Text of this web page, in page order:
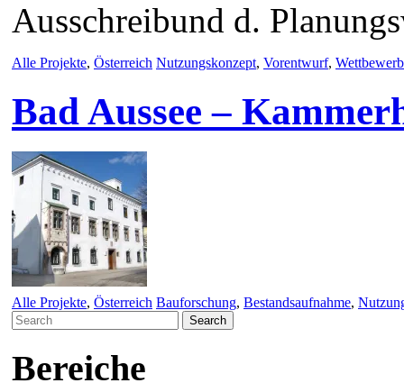
Ausschreibund d.
Alle Projekte, Österreich Nutzungskonzept, Vorentwurf, Wettbewerb
Bad Aussee –
Alle Projekte, Österreich Bauforschung, Bestandsaufnahme,
Search
for:
Bereiche